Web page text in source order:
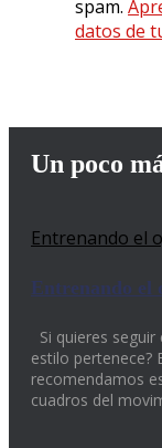
spam.
datos de
Un poco
Entrenando el
Entrenando el
Si quieres
estilo
recomendamos
cuadros del